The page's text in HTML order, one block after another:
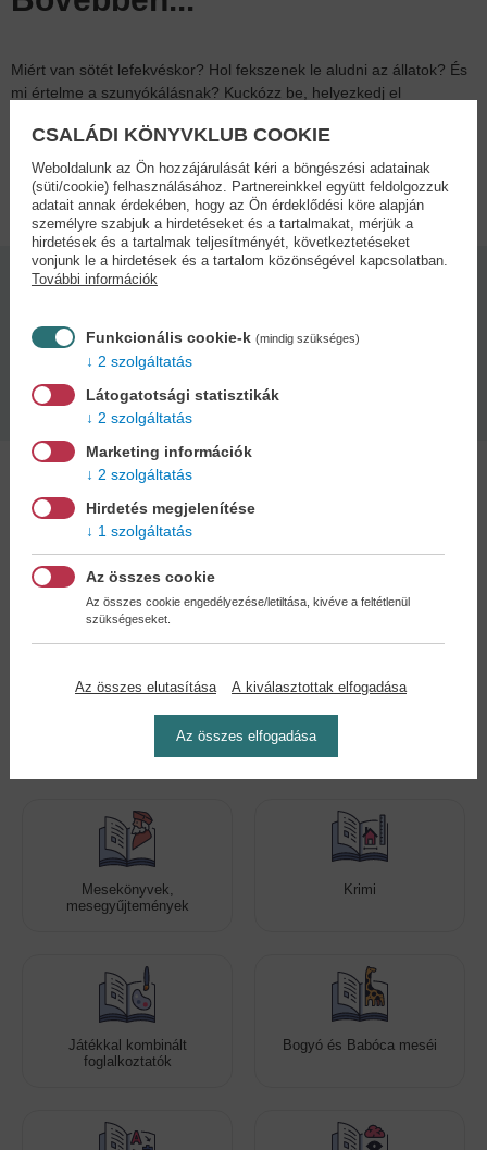
Miért van sötét lefekvéskor? Hol fekszenek le aludni az állatok? És
mi értelme a szunyókálásnak? Kuckózz be, helyezkedj el
Adatok
Kötésmód:
Kiadás dátuma:
2025
Kedvenc kategóriák
Romantikus regények
Még több szórakoztató
Mesekönyvek,
mesegyűjtemények
Krimi
Játékkal kombinált
foglalkoztatók
Bogyó és Babóca meséi
CSALÁDI KÖNYVKLUB COOKIE
Weboldalunk az Ön hozzájárulását kéri a böngészési adatainak
(süti/cookie) felhasználásához. Partnereinkkel együtt feldolgozzuk
adatait annak érdekében, hogy az Ön érdeklődési köre alapján
személyre szabjuk a hirdetéseket és a tartalmakat, mérjük a
hirdetések és a tartalmak teljesítményét, következtetéseket
vonjunk le a hirdetések és a tartalom közönségével kapcsolatban.
További információk
Funkcionális cookie-k (mindig szükséges)
2 szolgáltatás
Látogatotsági statisztikák
2 szolgáltatás
Marketing információk
2 szolgáltatás
Hirdetés megjelenítése
1 szolgáltatás
Az összes cookie
Az összes cookie engedélyezése/letiltása, kivéve a feltétlenül
szükségeseket.
Az összes elutasítása A kiválasztottak elfogadása
Az összes elfogadása